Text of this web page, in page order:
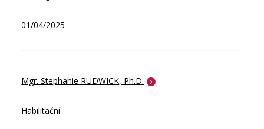
01/04/2025
Mgr. Stephanie RUDWICK, Ph.D.
Habilitační